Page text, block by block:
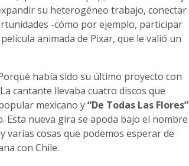
su heterogéneo trabajo, conectar
-cómo por ejemplo, participar
animada de Pixar, que le valió un
había sido su último proyecto con
cantante llevaba cuatro discos que
mexicano y“De Todas Las Flores”
Esta nueva gira se apoda bajo el nombre
cosas que podemos esperar de
con Chile.